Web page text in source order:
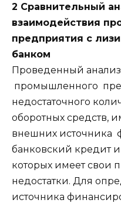
2 Сравнительный
взаимодействия
предприятия с
банком
Проведенный
промышленного
недостаточного
оборотных средств,
внешних источника
банковский кредит
которых имеет свои
недостатки. Для
источника